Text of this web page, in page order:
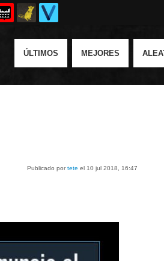
ÚLTIMOS MEJORES
Publicado portete el 10 jul 2018, 16:47